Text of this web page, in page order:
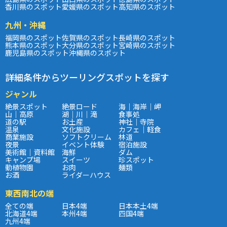
香川県のスポット愛媛県のスポット高知県のスポット
九州・沖縄
福岡県のスポット佐賀県のスポット長崎県のスポット
熊本県のスポット大分県のスポット宮崎県のスポット
鹿児島県のスポット沖縄県のスポット
詳細条件からツーリングスポットを探す
ジャンル
絶景スポット 絶景ロード 海｜海岸｜岬
山｜高原 湖｜川｜滝 食事処
道の駅 お土産 神社｜寺院
温泉 文化施設 カフェ｜軽食
商業施設 ソフトクリーム 林道
夜景 イベント体験 宿泊施設
美術館｜資料館 海鮮 ダム
キャンプ場 スイーツ 珍スポット
動植物園 お肉 麺類
お酒 ライダーハウス
東西南北の端
全ての端 日本4端 日本本土4端
北海道4端 本州4端 四国4端
九州4端